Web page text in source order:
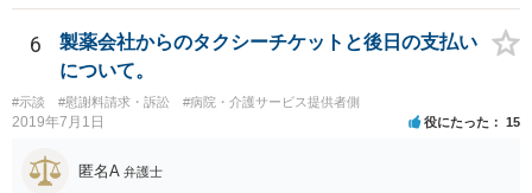
の過失（医療ミス）の立証なのですが、本件では過失自体には争いが
ないため、損害額の立証が主なポイントになります。 損害額に立証に
関しては、交通事故事件と同様の発想で考えればよいので、対応でき
る弁護士は多いと思います。 今後の交渉については、ご自身で対応さ
れることも可能ではありますが、相手方保険会社は容易に増額に応じ
ない（多少の増額はあり得るとしても、裁判基準での和解は難しい）
と思われます。 弁護士が介入することにより提示額が大きく変わるこ
とは多々あるため、可能であれば弁護士に依頼した上での交渉をお勧
6
製薬会社からのタクシーチケットと後日の支払い
について。
#示談 #慰謝料請求・訴訟 #病院・介護サービス提供者側
2019年7月1日 役にたった 15
匿名A 弁護士